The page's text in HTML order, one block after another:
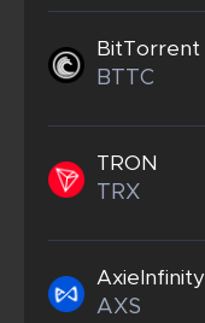
BitTorrent
BTTC
TRON
TRX
AxieInfinity
AXS